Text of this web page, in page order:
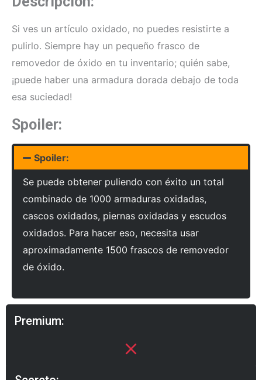
Si ves un artículo oxidado, no puedes resistirte a
pulirlo. Siempre hay un pequeño frasco de
removedor de óxido en tu inventario; quién sabe,
¡puede haber una armadura dorada debajo de toda
esa suciedad!
Spoiler:
Spoiler:
Se puede obtener puliendo con éxito un total
combinado de 1000 armaduras oxidadas,
cascos oxidados, piernas oxidadas y escudos
oxidados. Para hacer eso, necesita usar
aproximadamente 1500 frascos de removedor
de óxido.
Premium: